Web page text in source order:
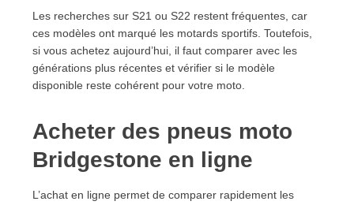
Les recherches sur S21 ou S22 restent fréquentes, car
ces modèles ont marqué les motards sportifs. Toutefois,
si vous achetez aujourd’hui, il faut comparer avec les
générations plus récentes et vérifier si le modèle
disponible reste cohérent pour votre moto.
Acheter des pneus moto
Bridgestone en ligne
L’achat en ligne permet de comparer rapidement les